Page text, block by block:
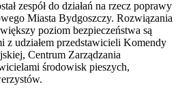
zespół do działań na rzecz poprawy
Miasta Bydgoszczy. Rozwiązania
poziom bezpieczeństwa są
z udziałem przedstawicieli Komendy
Centrum Zarządzania
środowisk pieszych,